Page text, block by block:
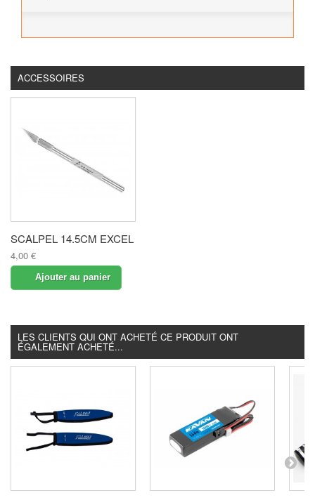
ACCESSOIRES
SCALPEL 14.5CM EXCEL
4,00 €
Ajouter au panier
LES CLIENTS QUI ONT ACHETÉ CE PRODUIT ONT
ÉGALEMENT ACHETÉ...